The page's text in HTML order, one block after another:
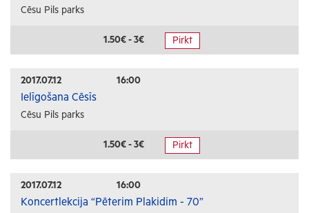
Cēsu Pils parks
1.50€ - 3€ Pirkt
2017.07.12 16:00
Ielīgošana Cēsīs
Cēsu Pils parks
1.50€ - 3€ Pirkt
2017.07.12 16:00
Koncertlekcija “Pēterim Plakidim - 70”